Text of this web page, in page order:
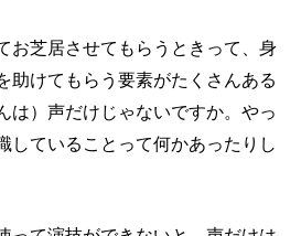
お芝居させてもらうときって、身
助けてもらう要素がたくさんある
は）声だけじゃないですか。やっ
していることって何かあったりし